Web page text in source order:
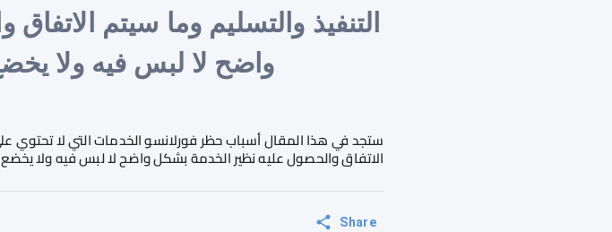
التنفيذ والتسليم وما سيتم
واضح لا لبس فيه ولا
ستجد في هذا المقال أسباب حظر فورلانسو الخدمات التي لا
الاتفاق والحصول عليه نظير الخدمة بشكل واضح لا لبس فيه ولا
Share